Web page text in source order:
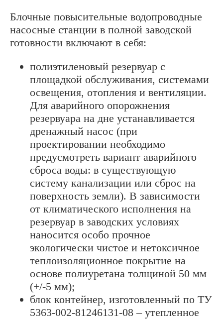
Блочные повысительные водопроводные
насосные станции в полной заводской
готовности включают в себя:
полиэтиленовый резервуар с
площадкой обслуживания, системами
освещения, отопления и вентиляции.
Для аварийного опорожнения
резервуара на дне устанавливается
дренажный насос (при
проектировании необходимо
предусмотреть вариант аварийного
сброса воды: в существующую
систему канализации или сброс на
поверхность земли). В зависимости
от климатического исполнения на
резервуар в заводских условиях
наносится особо прочное
экологически чистое и нетоксичное
теплоизоляционное покрытие на
основе полиуретана толщиной 50 мм
(+/-5 мм);
блок контейнер, изготовленный по ТУ
5363-002-81246131-08 – утепленное